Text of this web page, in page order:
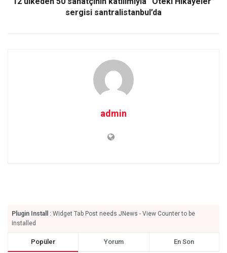
sergisi santralistanbul’da
admin
Plugin Install
: Widget Tab Post needs JNews - View Counter to be
installed
Popüler Yorum En Son